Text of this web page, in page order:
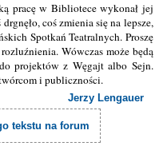
pracę w Bibliotece wykonał jej
coś zmienia się na lepsze,
Spotkań Teatralnych. Proszę
Wówczas może będą
projektów z Węgajt albo Sejn.
i publiczności.
Jerzy Lengauer
tekstu na forum